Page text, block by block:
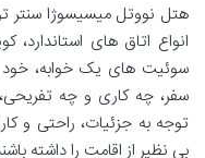
هتل نووتل میسیسوژا سنتر
انواع اتاق های
سوئیت های یک خوابه، خود
سفر، چه کاری و چه
توجه به جزئیات، راحتی و
بی نظیر از اقامت را داشته